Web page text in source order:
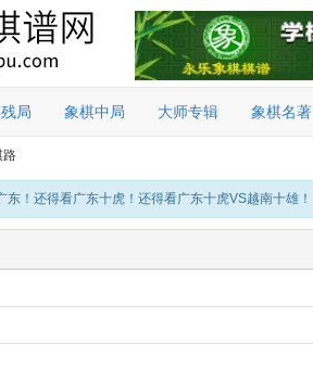
局 象棋中局 大师专辑 象棋名著
路
东！还得看广东十虎！还得看广东十虎VS越南十雄！